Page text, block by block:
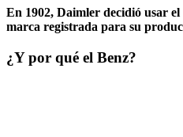
En 1902, Daimler decidió usar
marca registrada para su
¿Y por qué el Benz?